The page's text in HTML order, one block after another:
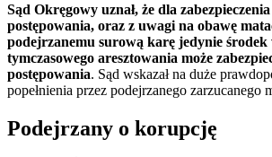
Sąd Okręgowy uznał, że dla
postępowania, oraz z uwagi na obawę
podejrzanemu surową karę jedynie środek
tymczasowego aresztowania może
postępowania. Sąd wskazał na duże
popełnienia przez podejrzanego zarzucanego
Podejrzany o korupcję